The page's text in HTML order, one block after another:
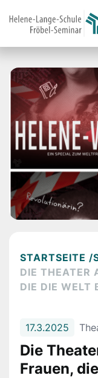
STARTSEITE /
DIE THEATER
DIE DIE WELT
17.3.2025
Die
Frauen,